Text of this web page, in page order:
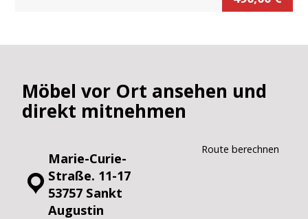
Möbel vor Ort ansehen und
direkt mitnehmen
Marie-Curie-
Straße. 11-17
53757 Sankt
Augustin
Route berechnen